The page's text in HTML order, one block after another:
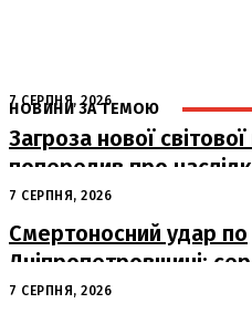
НОВИНИ ЗА ТЕМОЮ
7 СЕРПНЯ, 2026
Загроза нової
попередив про
судна
7 СЕРПНЯ, 2026
Смертоносний удар по
Дніпропетровщині:
– працівники
7 СЕРПНЯ, 2026